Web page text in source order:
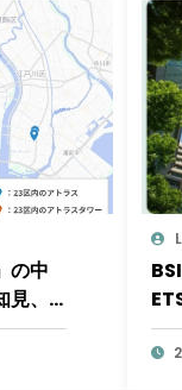
の中
、
価値
ズ
う